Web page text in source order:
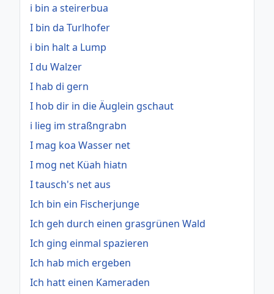
i bin a steirerbua
I bin da Turlhofer
i bin halt a Lump
I du Walzer
I hab di gern
I hob dir in die Äuglein gschaut
i lieg im straßngrabn
I mag koa Wasser net
I mog net Küah hiatn
I tausch's net aus
Ich bin ein Fischerjunge
Ich geh durch einen grasgrünen Wald
Ich ging einmal spazieren
Ich hab mich ergeben
Ich hatt einen Kameraden